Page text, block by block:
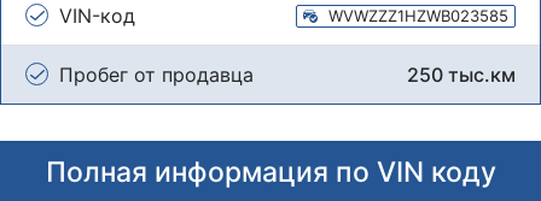
VIN-код WVWZZZ1HZWB023585
Пробег от продавца 250 тыс.км
Полная информация по VIN коду